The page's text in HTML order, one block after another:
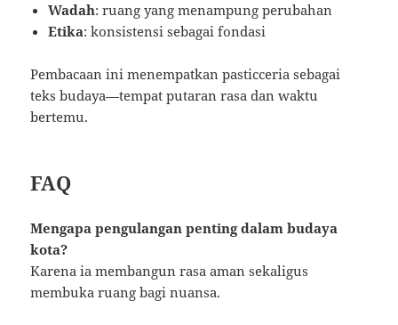
Wadah: ruang yang menampung perubahan
Etika: konsistensi sebagai fondasi
Pembacaan ini menempatkan pasticceria sebagai
teks budaya—tempat putaran rasa dan waktu
bertemu.
FAQ
Mengapa pengulangan penting dalam budaya
kota?
Karena ia membangun rasa aman sekaligus
membuka ruang bagi nuansa.